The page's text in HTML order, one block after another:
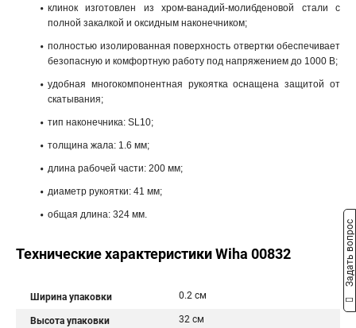
клинок изготовлен из хром-ванадий-молибденовой стали с
полной закалкой и оксидным наконечником;
полностью изолированная поверхность отвертки обеспечивает
безопасную и комфортную работу под напряжением до 1000 В;
удобная многокомпонентная рукоятка оснащена защитой от
скатывания;
тип наконечника: SL10;
толщина жала: 1.6 мм;
длина рабочей части: 200 мм;
диаметр рукоятки: 41 мм;
общая длина: 324 мм.
Технические характеристики Wiha 00832
Ширина упаковки 0.2 см
Высота упаковки 32 см
Задать вопрос